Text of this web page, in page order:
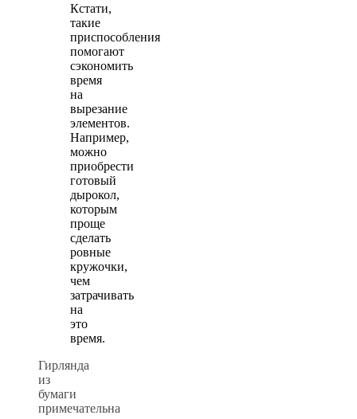
Кстати,
такие
приспособления
помогают
сэкономить
время
на
вырезание
элементов.
Например,
можно
приобрести
готовый
дырокол,
которым
проще
сделать
ровные
кружочки,
чем
затрачивать
на
это
время.
Гирлянда
из
бумаги
примечательна